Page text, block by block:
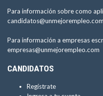
Para información sobre como
candidatos@unmejorempleo.com
Para información a empresas
empresas@unmejorempleo.com
CANDIDATOS
Regístrate